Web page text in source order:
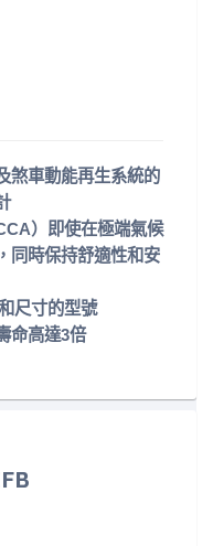
煞車動能再生系統的
）即使在極端氣候
同時保持舒適性和安
尺寸的型號
命高達3倍